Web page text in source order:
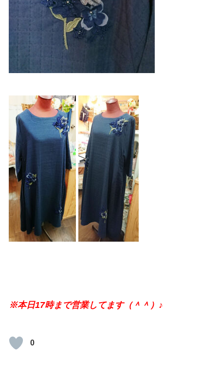
※本日17時まで営業してます（＾＾）♪
0